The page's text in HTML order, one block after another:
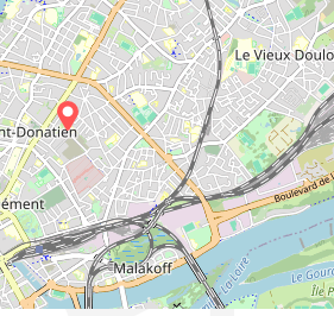
Leaflet|Contibuteurs OpenStreetMap